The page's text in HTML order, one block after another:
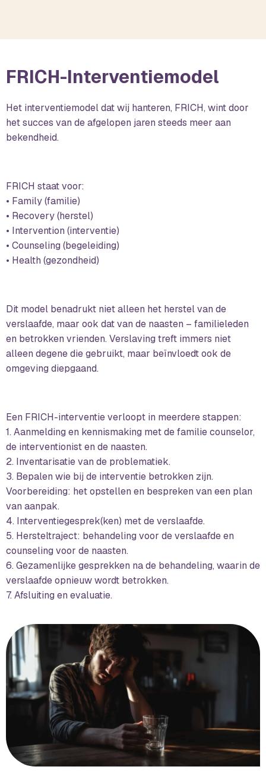
FRICH-Interventiemodel
Het interventiemodel dat wij hanteren, FRICH, wint door
het succes van de afgelopen jaren steeds meer aan
bekendheid.
FRICH staat voor:
• Family (familie)
• Recovery (herstel)
• Intervention (interventie)
• Counseling (begeleiding)
• Health (gezondheid)
Dit model benadrukt niet alleen het herstel van de
verslaafde, maar ook dat van de naasten – familieleden
en betrokken vrienden. Verslaving treft immers niet
alleen degene die gebruikt, maar beïnvloedt ook de
omgeving diepgaand.
Een FRICH-interventie verloopt in meerdere stappen:
1. Aanmelding en kennismaking met de familie counselor,
de interventionist en de naasten.
2. Inventarisatie van de problematiek.
3. Bepalen wie bij de interventie betrokken zijn.
Voorbereiding: het opstellen en bespreken van een plan
van aanpak.
4. Interventiegesprek(ken) met de verslaafde.
5. Hersteltraject: behandeling voor de verslaafde en
counseling voor de naasten.
6. Gezamenlijke gesprekken na de behandeling, waarin de
verslaafde opnieuw wordt betrokken.
7. Afsluiting en evaluatie.